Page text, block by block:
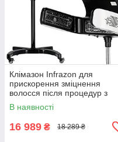
Клімазон Infrazon для
прискорення зміцнення
волосся після процедур з
догляду за волоссям
В наявності
16 989 ₴ 18 289 ₴